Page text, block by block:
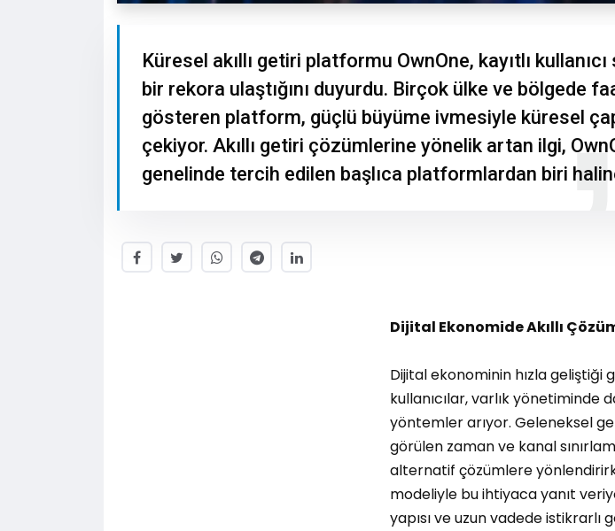
Küresel akıllı getiri platformu OwnOne, kayıtlı kullanıcı
bir rekora ulaştığını duyurdu. Birçok ülke ve bölgede
gösteren platform, güçlü büyüme ivmesiyle küresel
çekiyor. Akıllı getiri çözümlerine yönelik artan ilgi,
genelinde tercih edilen başlıca platformlardan biri
Dijital Ekonomide Akıllı
Dijital ekonominin hızla geliştiği
kullanıcılar, varlık yönetiminde
yöntemler arıyor. Geleneksel
görülen zaman ve kanal
alternatif çözümlere
modeliyle bu ihtiyaca yanıt
yapısı ve uzun vadede istikrarlı